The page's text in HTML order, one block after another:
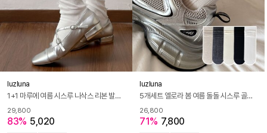
luzluna
1+1 마루에 여름 시스루 니삭스 리본 발레코어 메리제인 롱삭스 R300
29,800
83% 5,020
luzluna
5개세트 엘로라 봄 여름 돌돌 시스루 골지 구두 스타킹 양말 R267
26,800
71% 7,800